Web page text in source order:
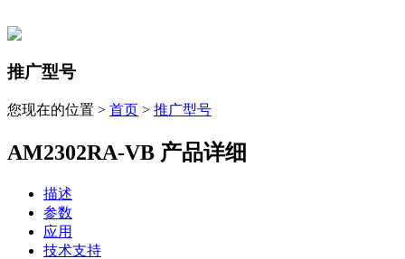
推广型号
您现在的位置 > 首页 > 推广型号
AM2302RA-VB 产品详细
描述
参数
应用
技术支持